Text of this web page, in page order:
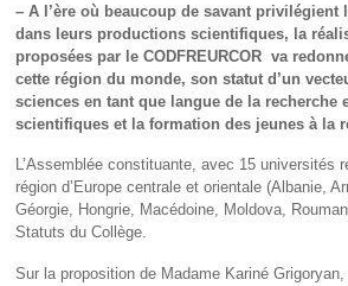
– A l’ère où beaucoup de savant privilégient
dans leurs productions scientifiques, la
proposées par le CODFREURCOR va
cette région du monde, son statut d’un
sciences en tant que langue de la recherche
scientifiques et la formation des jeunes à la
L’Assemblée constituante, avec 15 universités
région d’Europe centrale et orientale (Albanie,
Géorgie, Hongrie, Macédoine, Moldova,
Statuts du Collège.
Sur la proposition de Madame Kariné Grigoryan,